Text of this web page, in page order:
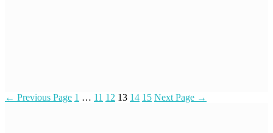
← Previous Page 1 … 11 12 13 14 15 Next Page →